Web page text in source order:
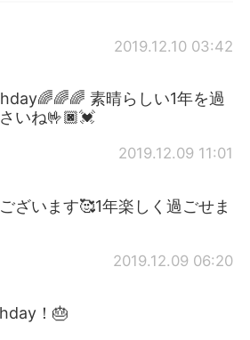
2019.12.10 03:42
素晴らしい1年を過
いね🤟🏿💓
2019.12.09 11:01
ざいます🥰1年楽しく過ごせま
2019.12.09 06:20
！🎂